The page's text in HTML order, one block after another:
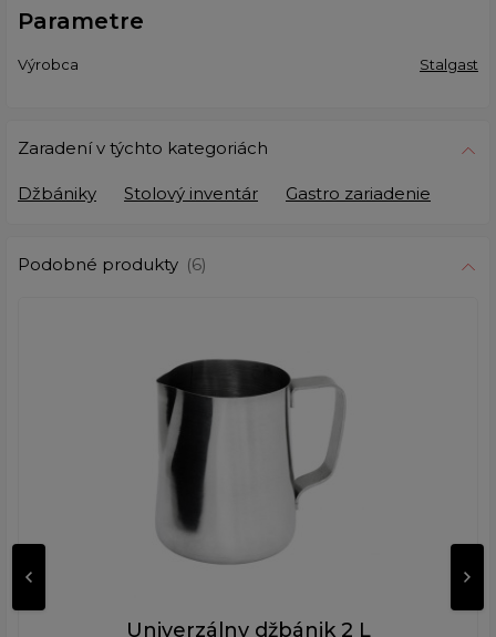
Parametre
Výrobca Stalgast
Zaradení v týchto kategoriách
Džbániky Stolový inventár Gastro zariadenie
Podobné produkty (6)
Univerzálny džbánik 2 L